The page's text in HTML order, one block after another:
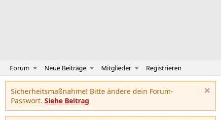
Forum Neue Beiträge Mitglieder Registrieren
Sicherheitsmaßnahme! Bitte ändere dein Forum-
Passwort. Siehe Beitrag